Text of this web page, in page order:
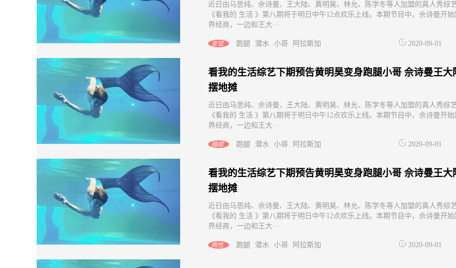
近日由马思纯、佘诗曼、王大陆、黄明昊、林允、陈学冬等人加盟的真人秀综
《看我的 生活 》第八期将于明日中午12点欢乐上线。本期节目中，佘诗曼开始
界经商，一边和王大···
发现 跑腿 潜水 小哥 阿拉斯加 2020-09-01
看我的生活综艺下期预告黄明昊变身跑腿小哥 佘诗曼王大
摆地摊
近日由马思纯、佘诗曼、王大陆、黄明昊、林允、陈学冬等人加盟的真人秀综
《看我的 生活 》第八期将于明日中午12点欢乐上线。本期节目中，佘诗曼开始
界经商，一边和王大···
婚嫁 跑腿 潜水 小哥 阿拉斯加 2020-09-01
看我的生活综艺下期预告黄明昊变身跑腿小哥 佘诗曼王大
摆地摊
近日由马思纯、佘诗曼、王大陆、黄明昊、林允、陈学冬等人加盟的真人秀综
《看我的 生活 》第八期将于明日中午12点欢乐上线。本期节目中，佘诗曼开始
界经商，一边和王大···
两性 跑腿 潜水 小哥 阿拉斯加 2020-09-01